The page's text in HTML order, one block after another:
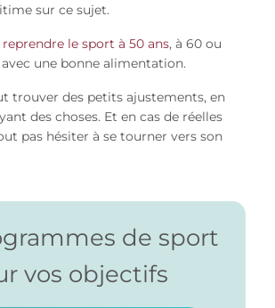
sur ce sujet.
reprendre le sport à 50 ans, à 60 ou
une bonne alimentation.
trouver des petits ajustements, en
des choses. Et en cas de réelles
pas hésiter à se tourner vers son
de sport
vos objectifs